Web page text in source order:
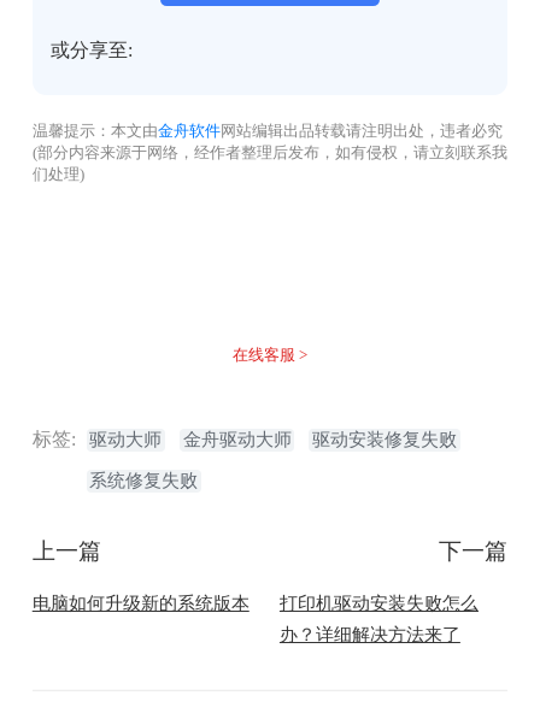
或分享至:
温馨提示：本文由金舟软件网站编辑出品转载请注明出处，违者必究
(部分内容来源于网络，经作者整理后发布，如有侵权，请立刻联系我
们处理)
在线客服 >
标签: 驱动大师 金舟驱动大师 驱动安装修复失败
系统修复失败
上一篇
电脑如何升级新的系统版本
下一篇
打印机驱动安装失败怎么
办？详细解决方法来了